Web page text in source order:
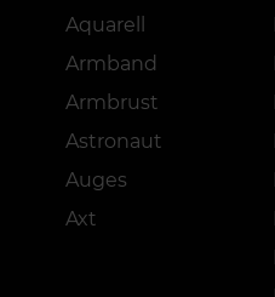
Aquarell
Armband
Armbrust
Astronaut
Auges
Axt